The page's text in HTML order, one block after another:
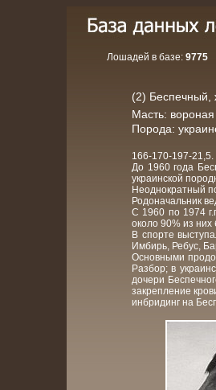
Лошадей в базе: 9775
(2) Беспечный,
Масть: вороная
Порода:
166-170-197-21,5.
До 1960 года
украинской
Неоднократный
Родоначальник
C 1960 по 1974
около 90% из
В спорте
Имбирь, Ребус,
Основными
Разбор; в
дочери
закрепление
инбридинг на